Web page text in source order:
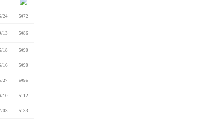
24 5072
13 5086
18 5090
16 5090
27 5095
10 5112
03 5133